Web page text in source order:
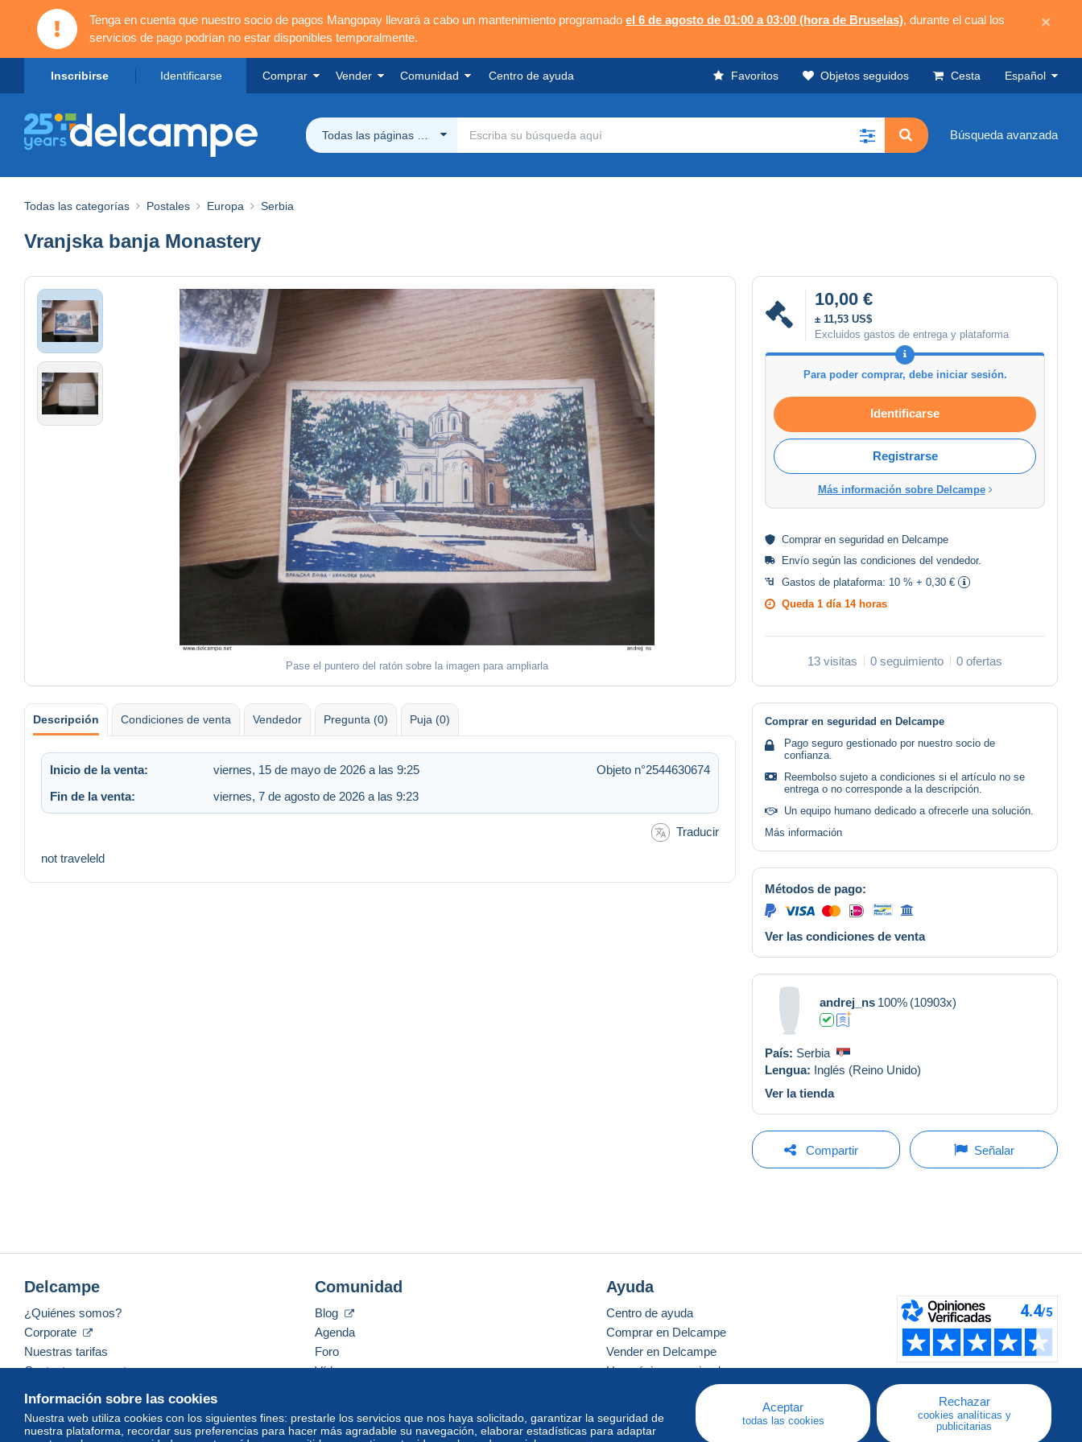
Tenga en cuenta que nuestro socio de pagos Mangopay llevará a cabo un mantenimiento programado el 6 de agosto de 01:00 a 03:00 (hora de Bruselas), durante el cual los
servicios de pago podrían no estar disponibles temporalmente.
×
Inscribirse Identificarse Comprar Vender Comunidad Centro de ayuda Favoritos Objetos seguidos Cesta Español
Todas las páginas Delcampe Búsqueda avanzada
Todas las categorías Postales Europa Serbia
Vranjska banja Monastery
Pase el puntero del ratón sobre la imagen para ampliarla
10,00 €
± 11,53 US$
Excluidos gastos de entrega y plataforma
Para poder comprar, debe iniciar sesión.
Identificarse
Registrarse
Más información sobre Delcampe
Comprar en seguridad en Delcampe
Envío según las condiciones del vendedor.
Gastos de plataforma: 10 % + 0,30 €
Queda 1 día 14 horas
13 visitas 0 seguimiento 0 ofertas
Descripción Condiciones de venta Vendedor Pregunta (0) Puja (0)
Inicio de la venta: viernes, 15 de mayo de 2026 a las 9:25
Objeto n°2544630674
Fin de la venta:
viernes, 7 de agosto de 2026 a las 9:23
Traducir
not traveleld
Comprar en seguridad en Delcampe
Pago seguro gestionado por nuestro socio de
confianza.
Reembolso sujeto a condiciones si el artículo no se
entrega o no corresponde a la descripción.
Un equipo humano dedicado a ofrecerle una solución.
Más información
Métodos de pago:
Ver las condiciones de venta
andrej_ns 100% (10903x)
País: Serbia
Lengua: Inglés (Reino Unido)
Ver la tienda
Compartir Señalar
Información sobre las cookies
Nuestra web utiliza cookies con los siguientes fines: prestarle los servicios que nos haya solicitado, garantizar la seguridad de
nuestra plataforma, recordar sus preferencias para hacer más agradable su navegación, elaborar estadísticas para adaptar
Aceptar
todas las cookies
Rechazar
cookies analíticas y
publicitarias
Delcampe
¿Quiénes somos?
Corporate
Nuestras tarifas
Contacte con nosotros
Comunidad
Blog
Agenda
Foro
Vídeos
Ayuda
Centro de ayuda
Comprar en Delcampe
Vender en Delcampe
Una página securizada
Español USD America/Indiana/Vevay Modo estándar